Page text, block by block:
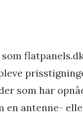
som har
en antenne-